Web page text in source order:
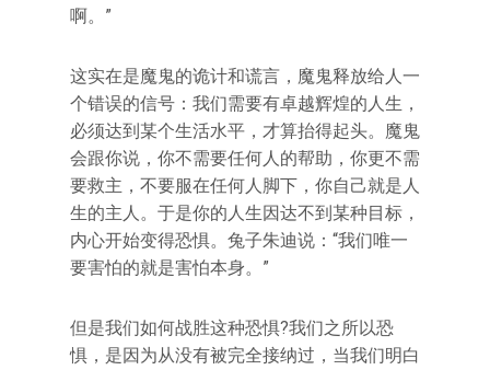
啊。”
这实在是魔鬼的诡计和谎言，魔鬼释放给人一
个错误的信号：我们需要有卓越辉煌的人生，
必须达到某个生活水平，才算抬得起头。魔鬼
会跟你说，你不需要任何人的帮助，你更不需
要救主，不要服在任何人脚下，你自己就是人
生的主人。于是你的人生因达不到某种目标，
内心开始变得恐惧。兔子朱迪说：“我们唯一
要害怕的就是害怕本身。”
但是我们如何战胜这种恐惧?我们之所以恐
惧，是因为从没有被完全接纳过，当我们明白